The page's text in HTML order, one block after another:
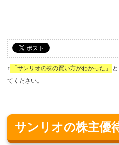
↑ 「サンリオの株の買い方がわかった」
てください。
サンリオの株主優